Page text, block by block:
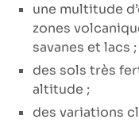
une multitude
zones
savanes et lacs ;
des sols très
altitude ;
des variations